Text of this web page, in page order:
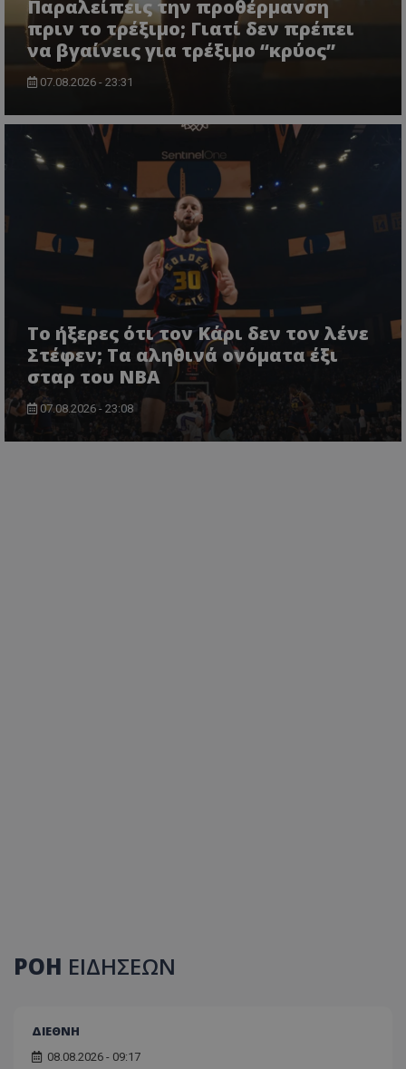
Παραλείπεις την προθέρμανση
πριν το τρέξιμο; Γιατί δεν πρέπει
να βγαίνεις για τρέξιμο “κρύος”
07.08.2026 - 23:31
Το ήξερες ότι τον Κάρι δεν τον λένε
Στέφεν; Τα αληθινά ονόματα έξι
σταρ του NBA
07.08.2026 - 23:08
ΡΟΗ ΕΙΔΗΣΕΩΝ
ΔΙΕΘΝΗ
08.08.2026 - 09:17